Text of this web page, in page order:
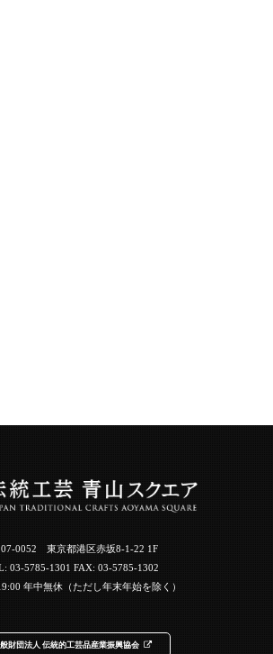
0052 東京都港区赤坂8-1-22 1F
03-5785-1301 FAX: 03-5785-1302
年中無休（ただし年末年始を除く）
財団法人 伝統的工芸品産業振興協会